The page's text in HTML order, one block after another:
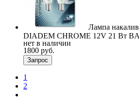
Лампа
DIADEM CHROME 12V 21 Вт
нет в наличии
1800 руб.
Запрос
1
2